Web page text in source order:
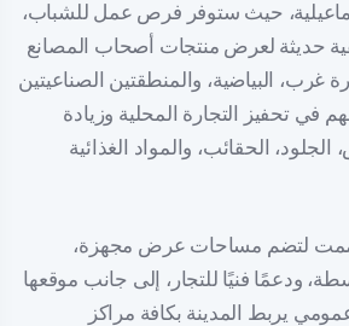
حيث ستوفر فرص عمل للشباب،
حديثة لعرض منتجات أصحاب المصانع
البياضية، والمنطقتين الصناعيتين
في تحفيز التجارة المحلية وزيادة
الحقائب، والمواد الغذائية
لتضم مساحات عرض مجهزة،
ودعمًا فنيًا للتجار، إلى جانب موقعها
يربط المدينة بكافة مراكز